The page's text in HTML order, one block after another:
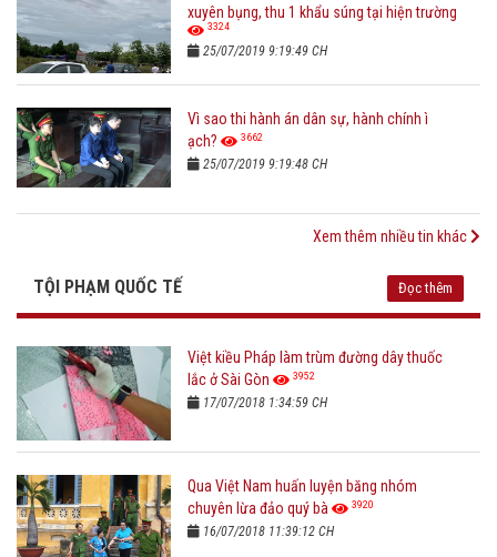
xuyên bụng, thu 1 khẩu súng tại hiện trường
3324
25/07/2019 9:19:49 CH
Vì sao thi hành án dân sự, hành chính ì
ạch?
3662
25/07/2019 9:19:48 CH
Xem thêm nhiều tin khác
TỘI PHẠM QUỐC TẾ Đọc thêm
Việt kiều Pháp làm trùm đường dây thuốc
lắc ở Sài Gòn
3952
17/07/2018 1:34:59 CH
Qua Việt Nam huấn luyện băng nhóm
chuyên lừa đảo quý bà
3920
16/07/2018 11:39:12 CH